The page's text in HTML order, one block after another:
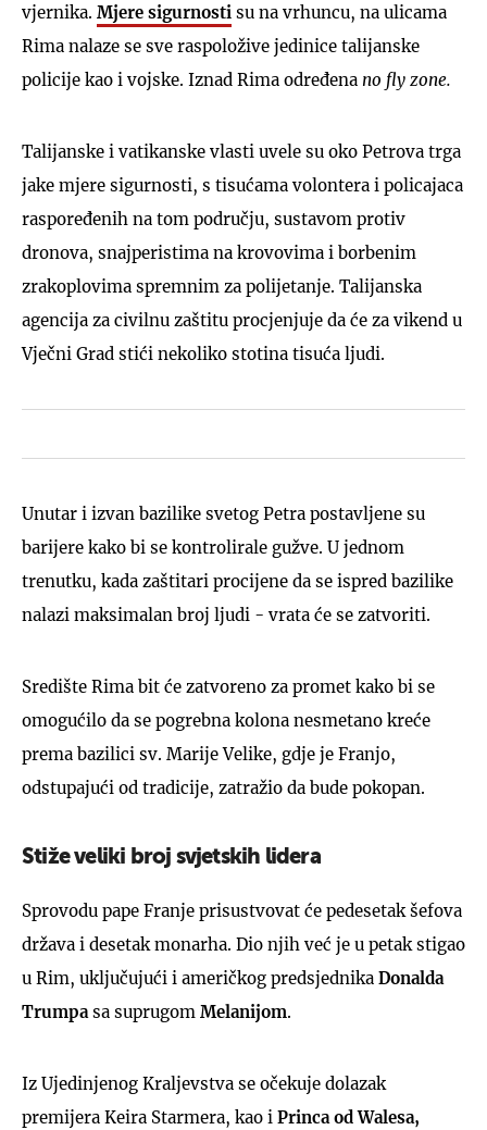
vjernika. Mjere sigurnosti su na vrhuncu, na ulicama
Rima nalaze se sve raspoložive jedinice talijanske
policije kao i vojske. Iznad Rima određena no fly zone.
Talijanske i vatikanske vlasti uvele su oko Petrova trga
jake mjere sigurnosti, s tisućama volontera i policajaca
raspoređenih na tom području, sustavom protiv
dronova, snajperistima na krovovima i borbenim
zrakoplovima spremnim za polijetanje. Talijanska
agencija za civilnu zaštitu procjenjuje da će za vikend u
Vječni Grad stići nekoliko stotina tisuća ljudi.
Unutar i izvan bazilike svetog Petra postavljene su
barijere kako bi se kontrolirale gužve. U jednom
trenutku, kada zaštitari procijene da se ispred bazilike
nalazi maksimalan broj ljudi - vrata će se zatvoriti.
Središte Rima bit će zatvoreno za promet kako bi se
omogućilo da se pogrebna kolona nesmetano kreće
prema bazilici sv. Marije Velike, gdje je Franjo,
odstupajući od tradicije, zatražio da bude pokopan.
Stiže veliki broj svjetskih lidera
Sprovodu pape Franje prisustvovat će pedesetak šefova
država i desetak monarha. Dio njih već je u petak stigao
u Rim, uključujući i američkog predsjednika Donalda
Trumpa sa suprugom Melanijom.
Iz Ujedinjenog Kraljevstva se očekuje dolazak
premijera Keira Starmera, kao i Princa od Walesa,